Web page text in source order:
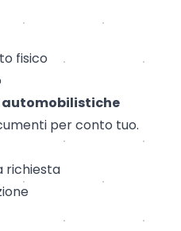
fisico
automobilistiche
per conto tuo.
richiesta